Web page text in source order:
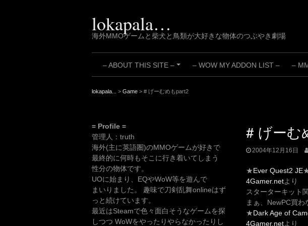
lokapala…
海外MMOゲームと柴犬と鳥類が大好きな物体のつぶやき劇場
+
– ABOUT THIS SITE – – WOW MY ADDON LIST – –
lokapala... > Game > # げーむめもpart2
# げーむ
2004年12月16日
★Ever Quest2 JE
4Gamer.netより
スターターキット
まぁ、NewPC買
★Dark Age of
4Gamer.netより
= Profile =
管理人：truth
海外(主に英語圏)のMMOゲームが好きで
最終的に何時もそこに行き着いてしまう
性分の物体です。
UOに始まり、EQやWoW等を遊んで
まいりました。 趣味で刀剣乱舞onlineはず
っと続けています。
最近はSteamで色々面白そうなゲームを探
しつつ WoWをやったりやらなかったりし